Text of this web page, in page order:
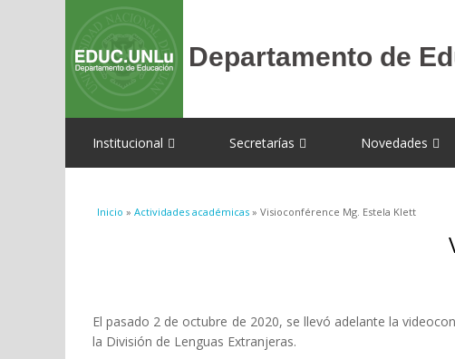
Institucional Secretarías Novedades
Se encuentra usted aquí
Inicio » Actividades académicas » Visioconférence Mg. Estela Klett
El pasado 2 de octubre de 2020, se llevó adelante la
la División de Lenguas Extranjeras.